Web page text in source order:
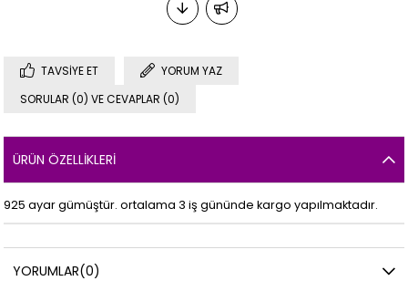
TAVSIYE ET
YORUM YAZ
SORULAR (0) VE CEVAPLAR (0)
ÜRÜN ÖZELLIKLERI
925 ayar gümüştür. ortalama 3 iş gününde kargo yapılmaktadır.
YORUMLAR(0)